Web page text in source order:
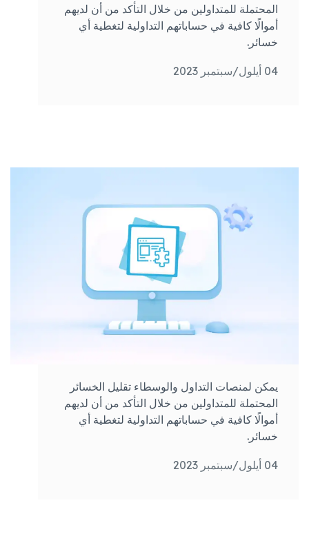
04 أيلول/سبتمبر 2023
المحتملة للمتداولين من خلال التأكد من أن لديهم
أموالًا كافية في حساباتهم التداولية لتغطية أي
خسائر.
04 أيلول/سبتمبر 2023
يمكن لمنصات التداول والوسطاء تقليل الخسائر
المحتملة للمتداولين من خلال التأكد من أن لديهم
أموالًا كافية في حساباتهم التداولية لتغطية أي
خسائر.